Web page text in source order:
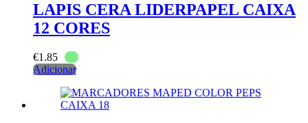
LAPIS CERA LIDERPAPEL CAIXA
12 CORES
€1.85
Adicionar